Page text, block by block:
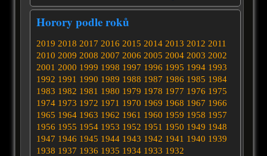
Horory podle roků
2019 2018 2017 2016 2015 2014 2013 2012 2011
2010 2009 2008 2007 2006 2005 2004 2003 2002
2001 2000 1999 1998 1997 1996 1995 1994 1993
1992 1991 1990 1989 1988 1987 1986 1985 1984
1983 1982 1981 1980 1979 1978 1977 1976 1975
1974 1973 1972 1971 1970 1969 1968 1967 1966
1965 1964 1963 1962 1961 1960 1959 1958 1957
1956 1955 1954 1953 1952 1951 1950 1949 1948
1947 1946 1945 1944 1943 1942 1941 1940 1939
1938 1937 1936 1935 1934 1933 1932